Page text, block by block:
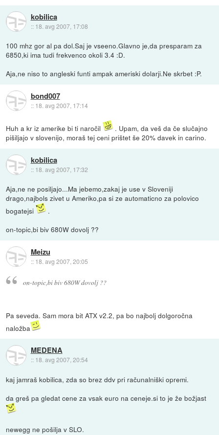
kobilica
:: 18. avg 2007, 17:08
100 mhz gor al pa dol.Saj je vseeno.Glavno je,da presparam za
6850,ki ima tudi frekvenco okoli 3.4 :D.
Aja,ne niso to angleski funti ampak ameriski dolarji.Ne skrbet :P.
bond007
:: 18. avg 2007, 17:14
Huh a kr iz amerike bi ti naročil
. Upam, da veš da če slučajno
pišiljajo v slovenijo, moraš tej ceni prištet še 20% davek in carino.
kobilica
:: 18. avg 2007, 17:32
Aja,ne ne posiljajo...Ma jebemo,zakaj je use v Sloveniji
drago,najbols zivet u Ameriko,pa si ze automaticno za polovico
bogatejsi
.
on-topic,bi biv 680W dovolj ??
Meizu
:: 18. avg 2007, 20:05
on-topic,bi biv 680W dovolj ??
Pa seveda. Sam mora bit ATX v2.2, pa bo najbolj dolgoročna
naložba
MEDENA
:: 18. avg 2007, 20:54
kaj jamraš kobilica, zda so brez ddv pri računalniški opremi.
da greš pa gledat cene za vsak euro na ceneje.si to je že božjast
newegg ne pošilja v SLO.